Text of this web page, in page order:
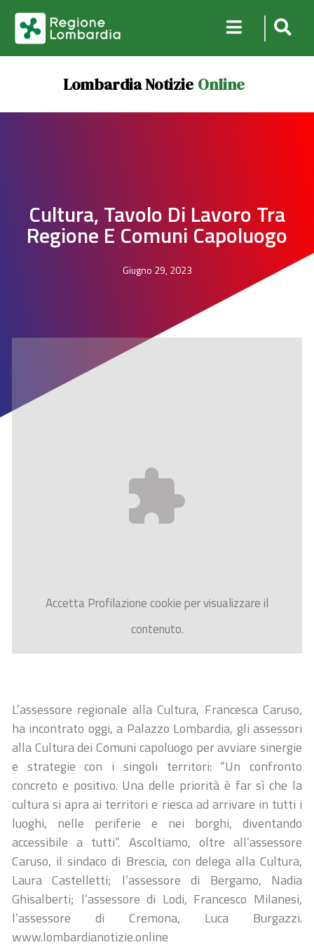
Lombardia Notizie Online
Cultura, Tavolo Di Lavoro Tra
Regione E Comuni Capoluogo
Giugno 29, 2023
AccettaProfilazionecookie per visualizzare il
contenuto.
L’assessore regionale alla Cultura, Francesca Caruso,
ha incontrato oggi, a Palazzo Lombardia, gli assessori
alla Cultura dei Comuni capoluogo per avviare sinergie
e strategie con i singoli territori: “Un confronto
concreto e positivo. Una delle priorità è far sì che la
cultura si apra ai territori e riesca ad arrivare in tutti i
luoghi, nelle periferie e nei borghi, diventando
accessibile a tutti”. Ascoltiamo, oltre all’assessore
Caruso, il sindaco di Brescia, con delega alla Cultura,
Laura Castelletti; l’assessore di Bergamo, Nadia
Ghisalberti; l’assessore di Lodi, Francesco Milanesi,
l’assessore di Cremona, Luca Burgazzi.
www.lombardianotizie.online